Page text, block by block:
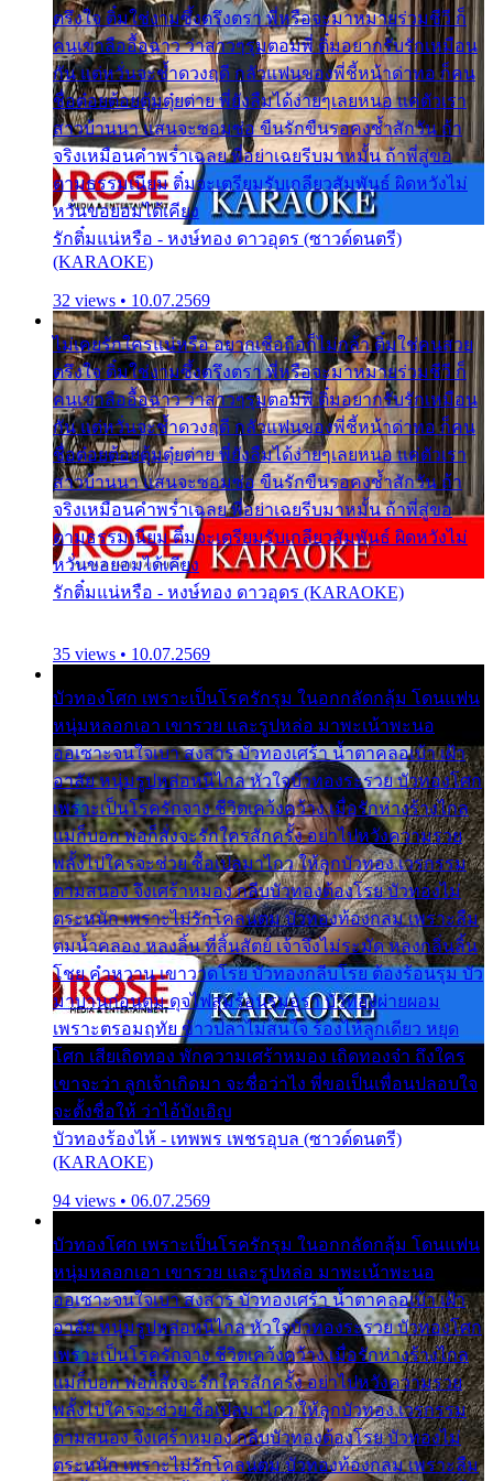
ตรึงใจ ติ๋มใช่งามซึ้งตรึงตรา พี่หรือจะมาหมายร่วมชีวี ก็
คนเขาลืออื้อฉาว ว่าสาวๆรุมตอมพี่ ติ๋มอยากรับรักเหมือน
กัน แต่หวั่นจะช้ำดวงฤดี กลัวแฟนของพี่ชี้หน้าด่าทอ ก็คน
ชื่อต๋อยต้อยตุ้มตุ๋ยต่าย พี่ยังลืมได้ง่ายๆเลยหนอ แค่ตัวเรา
สาวบ้านนา แสนจะซอมซ่อ ขืนรักขืนรอคงช้ำสักวัน ถ้า
จริงเหมือนคำพร่ำเฉลย พี่อย่าเฉยรีบมาหมั้น ถ้าพี่สู่ขอ
ตามธรรมเนียม ติ๋มจะเตรียมรับเกลียวสัมพันธ์ ผิดหวังไม่
หวั่นขอยอมได้เคียง
รักติ๋มแน่หรือ - หงษ์ทอง ดาวอุดร (ซาวด์ดนตรี)
(KARAOKE)
32 views • 10.07.2569
ไม่เคยรักใครแน่หรือ อยากเชื่อถือก็ไม่กล้า ติ๋มใช่คนสวย
ตรึงใจ ติ๋มใช่งามซึ้งตรึงตรา พี่หรือจะมาหมายร่วมชีวี ก็
คนเขาลืออื้อฉาว ว่าสาวๆรุมตอมพี่ ติ๋มอยากรับรักเหมือน
กัน แต่หวั่นจะช้ำดวงฤดี กลัวแฟนของพี่ชี้หน้าด่าทอ ก็คน
ชื่อต๋อยต้อยตุ้มตุ๋ยต่าย พี่ยังลืมได้ง่ายๆเลยหนอ แค่ตัวเรา
สาวบ้านนา แสนจะซอมซ่อ ขืนรักขืนรอคงช้ำสักวัน ถ้า
จริงเหมือนคำพร่ำเฉลย พี่อย่าเฉยรีบมาหมั้น ถ้าพี่สู่ขอ
ตามธรรมเนียม ติ๋มจะเตรียมรับเกลียวสัมพันธ์ ผิดหวังไม่
หวั่นขอยอมได้เคียง
รักติ๋มแน่หรือ - หงษ์ทอง ดาวอุดร (KARAOKE)
35 views • 10.07.2569
บัวทองโศก เพราะเป็นโรครักรุม ในอกกลัดกลุ้ม โดนแฟน
หนุ่มหลอกเอา เขารวย และรูปหล่อ มาพะเน้าพะนอ
ออเซาะจนใจเบา สงสาร บัวทองเศร้า น้ำตาคลอเบ้า เฝ้า
อาลัย หนุ่มรูปหล่อหนีไกล หัวใจบัวทองระรวย บัวทองโศก
เพราะเป็นโรครักจาง ชีวิตเคว้งคว้าง เมื่อรักห่างร้างไกล
แม่ก็บอก พ่อก็สั่งจะรักใครสักครั้ง อย่าไปหวังความรวย
พลั้งไปใครจะช่วย ซื้อเปลมาไกว ให้ลูกบัวทอง เวรกรรม
ตามสนอง จึงเศร้าหมอง กลีบบัวทองต้องโรย บัวทองไม่
ตระหนัก เพราะไม่รักโคลนตม บัวทองท้องกลม เพราะลืม
ตมน้ำคลอง หลงลิ้น ที่สิ้นสัตย์ เจ้าจึงไม่ระมัด หลงกลิ่นลิ้น
โชย คำหวาน เขาวาดโรย บัวทองกลีบโรย ต้องร้อนรุม บัว
มาบานก่อนตูม ดุจไฟสุมร้อนรุมอุรา บัวทองผ่ายผอม
เพราะตรอมฤทัย ข้าวปลาไม่สนใจ ร้องไห้ลูกเดียว หยุด
โศก เสียเถิดทอง พักความเศร้าหมอง เถิดทองจ๋า ถึงใคร
เขาจะว่า ลูกเจ้าเกิดมา จะชื่อว่าไง พี่ขอเป็นเพื่อนปลอบใจ
จะตั้งชื่อให้ ว่าไอ้บังเอิญ
บัวทองร้องไห้ - เทพพร เพชรอุบล (ซาวด์ดนตรี)
(KARAOKE)
94 views • 06.07.2569
บัวทองโศก เพราะเป็นโรครักรุม ในอกกลัดกลุ้ม โดนแฟน
หนุ่มหลอกเอา เขารวย และรูปหล่อ มาพะเน้าพะนอ
ออเซาะจนใจเบา สงสาร บัวทองเศร้า น้ำตาคลอเบ้า เฝ้า
อาลัย หนุ่มรูปหล่อหนีไกล หัวใจบัวทองระรวย บัวทองโศก
เพราะเป็นโรครักจาง ชีวิตเคว้งคว้าง เมื่อรักห่างร้างไกล
แม่ก็บอก พ่อก็สั่งจะรักใครสักครั้ง อย่าไปหวังความรวย
พลั้งไปใครจะช่วย ซื้อเปลมาไกว ให้ลูกบัวทอง เวรกรรม
ตามสนอง จึงเศร้าหมอง กลีบบัวทองต้องโรย บัวทองไม่
ตระหนัก เพราะไม่รักโคลนตม บัวทองท้องกลม เพราะลืม